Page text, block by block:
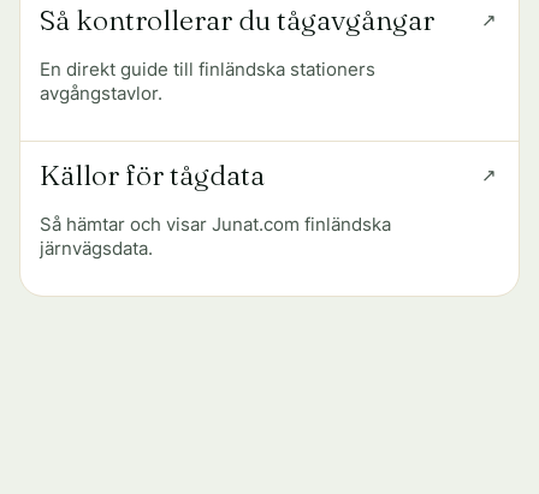
Så kontrollerar du tågavgångar
En direkt guide till finländska stationers
avgångstavlor.
Källor för tågdata
Så hämtar och visar Junat.com finländska
järnvägsdata.